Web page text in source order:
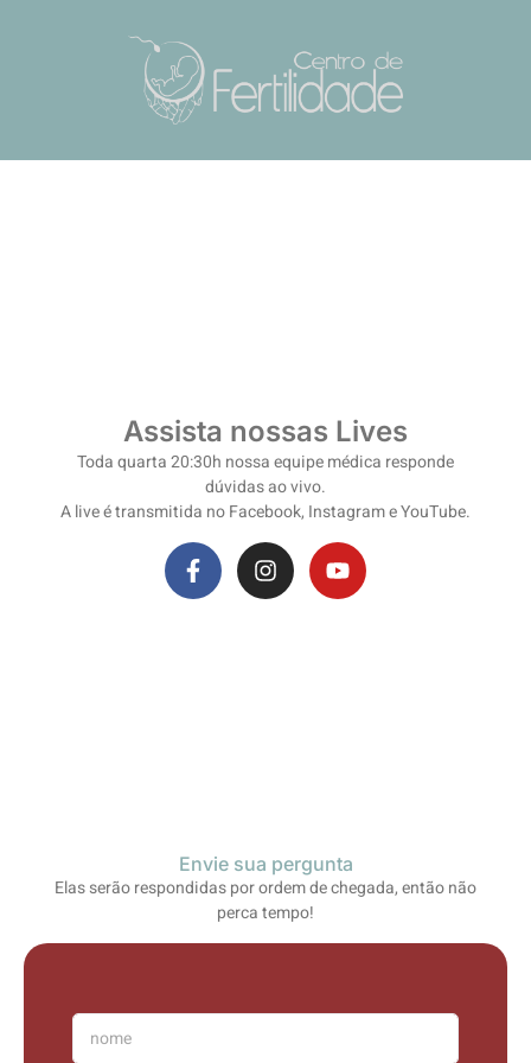
Assista nossas Lives
Toda quarta 20:30h nossa equipe médica responde
dúvidas ao vivo.
A live é transmitida no Facebook, Instagram e YouTube.
Envie sua pergunta
Elas serão respondidas por ordem de chegada, então não
perca tempo!
N